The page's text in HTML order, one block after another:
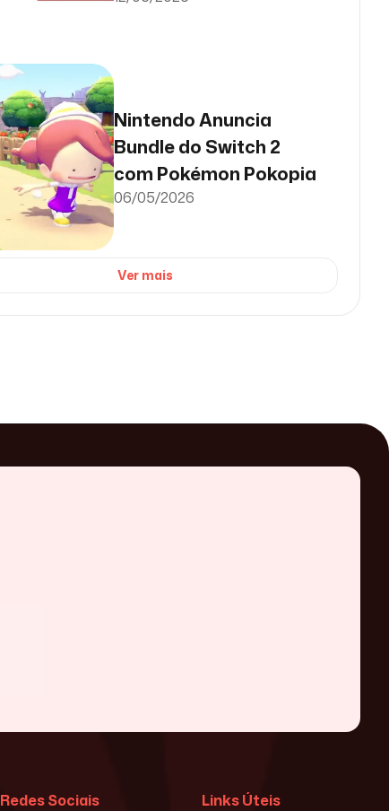
Nintendo Anuncia
Bundle do Switch 2
com Pokémon Pokopia
06/05/2026
Ver mais
Redes Sociais
Links Úteis